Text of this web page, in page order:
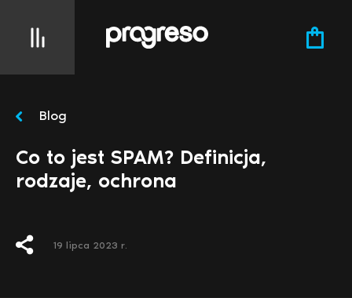
Blog
Co to jest SPAM? Definicja,
rodzaje, ochrona
19 lipca 2023 r.